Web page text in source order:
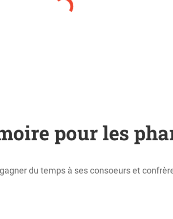
pour les
du temps à ses consoeurs et